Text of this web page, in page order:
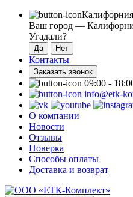
Калифорния
Ваш город —
Угадали?
Контакты
Заказать звонок
09:00 -
info@etk-
О компании
Новости
Отзывы
Поверка
Способы оплаты
Доставка и возврат